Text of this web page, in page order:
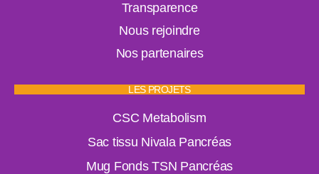
Transparence
Nous rejoindre
Nos partenaires
LES PROJETS
CSC Metabolism
Sac tissu Nivala Pancréas
Mug Fonds TSN Pancréas